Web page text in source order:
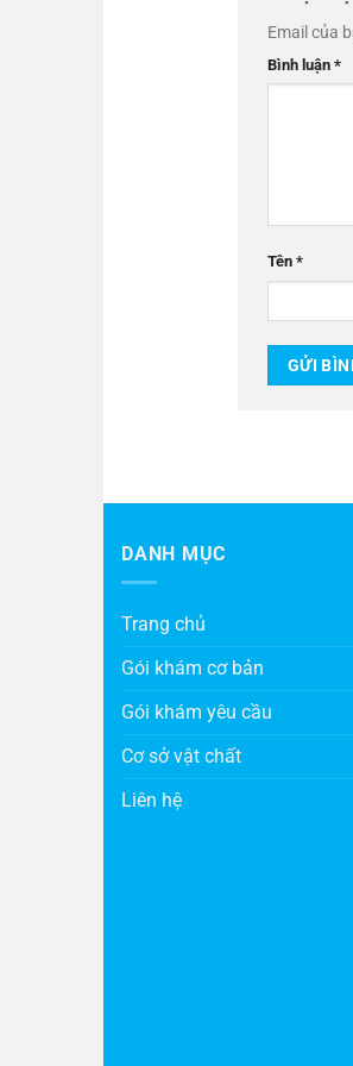
Email của
Bình luận *
Tên *
DANH MỤC
Trang chủ
Gói khám cơ bản
Gói khám yêu cầu
Cơ sở vật chất
Liên hệ